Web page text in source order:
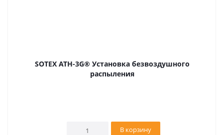
SOTEX ATH-3G® Установка безвоздушного
распыления
В корзину